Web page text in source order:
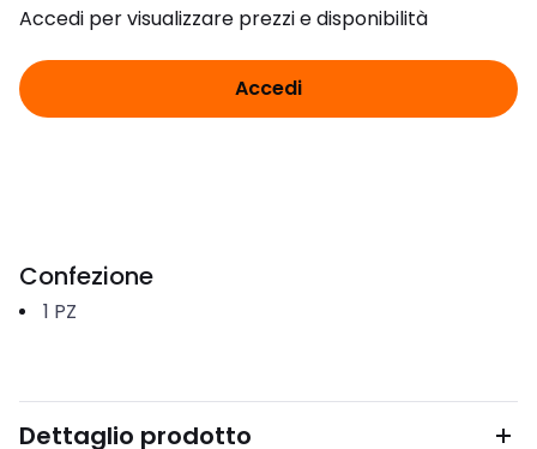
Accedi per visualizzare prezzi e disponibilità
Accedi
Confezione
1 PZ
Dettaglio prodotto